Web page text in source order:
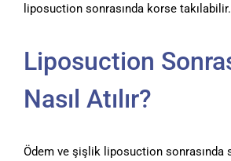
liposuction sonrasında korse takılabilir.
Liposuction
Nasıl Atılır?
Ödem ve şişlik liposuction sonrasında